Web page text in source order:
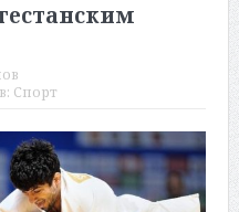
в: Спорт